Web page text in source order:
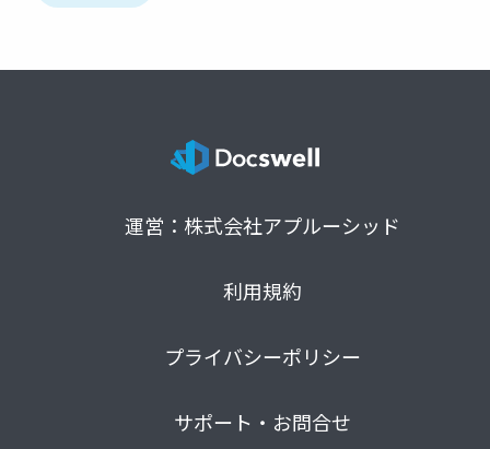
運営：株式会社アプルーシッド
利用規約
プライバシーポリシー
サポート・お問合せ